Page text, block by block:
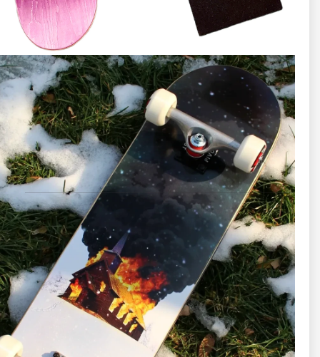
با پهنای ۸ اینچ گودی متوسط (پیشنهادی برای مبتدی‌ها)
استحکام بالا (تحمل وزن تا حدود ۱۵۰ کیلوگرم)
✔️ مناسب برای انواع سبک‌های اسکیت‌برد به خصوص خیابانی
(Street).
مقاله پیشنهادی 👈
معرفی و مقایسه سبک‌های مختلف اسکیت‌برد؛ خیابانی، اسکیت
پارک، ورت و کروز
گریپ‌تیپ (Grip Tape)
نوار سنباده‌ای روی تخته اسکیت
جنس سنباده‌ای عالی
چسب قوی و ماندگار
برش دقیق و نصب شده روی تخته
سطح اصطکاک قابل قبول و استاندارد برای کنترل بهتر پاها